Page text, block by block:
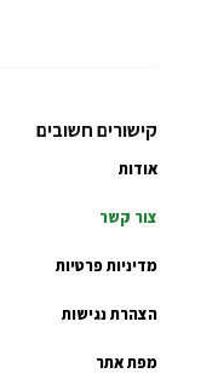
קישורים חשובים
אודות
צור קשר
מדיניות פרטיות
הצהרת נגישות
מפת אתר